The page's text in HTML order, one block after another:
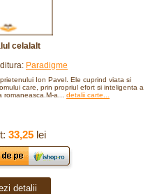
celalalt
Paradigme
Ion Pavel. Ele cuprind viata si
care, prin propriul efort si inteligenta a
a... detalii carte...
33,25lei
detalii